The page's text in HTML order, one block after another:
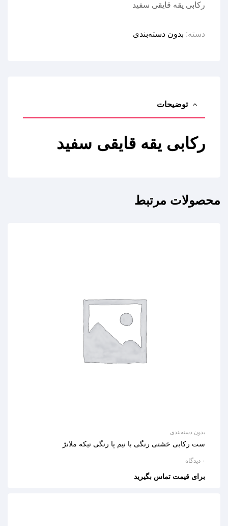
رکابی یقه قایقی سفید
دسته: بدون دسته‌بندی
توضیحات
رکابی یقه قایقی سفید
محصولات مرتبط
بدون دسته‌بندی
ست رکابی خشتی رنگی با نیم پا رنگی تیکه ملانژ
۰ دیدگاه
برای قیمت تماس بگیرید